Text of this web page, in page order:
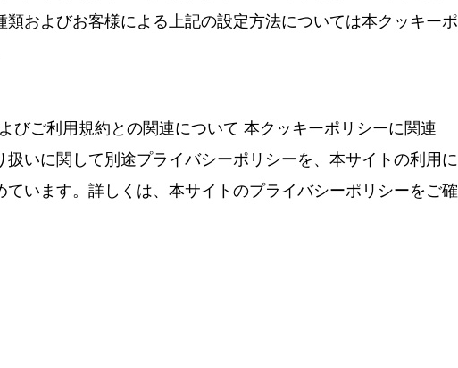
類およびお客様による上記の設定方法については本クッキーポ
びご利用規約との関連について 本クッキーポリシーに関連
扱いに関して別途プライバシーポリシーを、本サイトの利用に
ています。詳しくは、本サイトのプライバシーポリシーをご確